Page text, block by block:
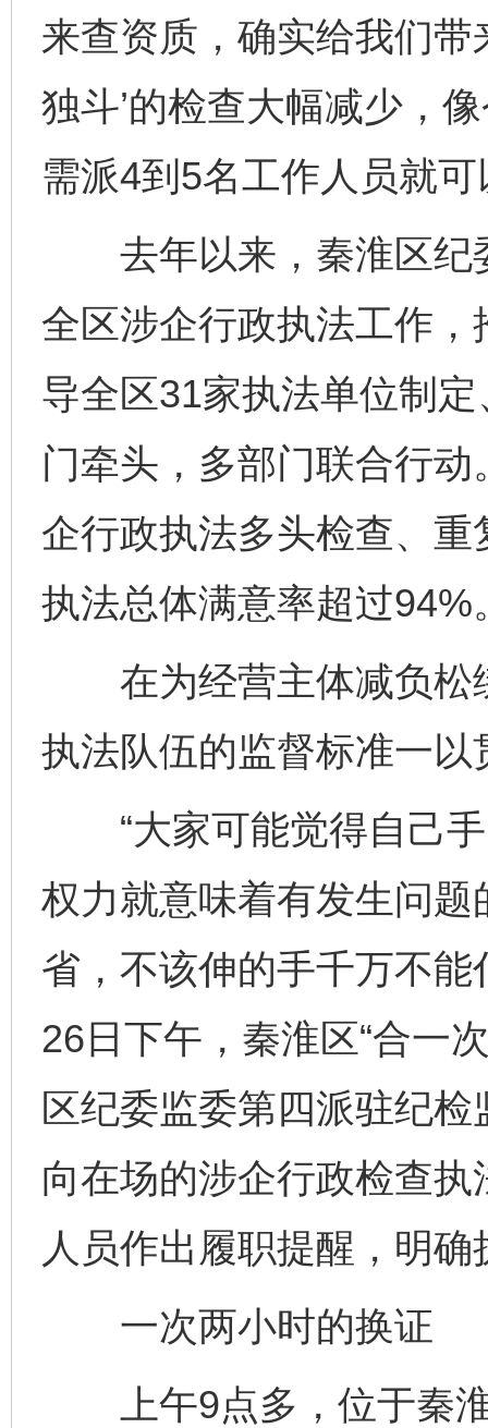
来查资质，确实给我们带
独斗’的检查大幅减少，
需派4到5名工作人员就
去年以来，秦淮区纪
全区涉企行政执法工作，
导全区31家执法单位制
门牵头，多部门联合行
企行政执法多头检查、
执法总体满意率超过94%
在为经营主体减负松
执法队伍的监督标准一以
“大家可能觉得自己手
权力就意味着有发生问
省，不该伸的手千万不
26日下午，秦淮区“合一
区纪委监委第四派驻纪
向在场的涉企行政检查
人员作出履职提醒，明
一次两小时的换证
上午9点多，位于秦淮